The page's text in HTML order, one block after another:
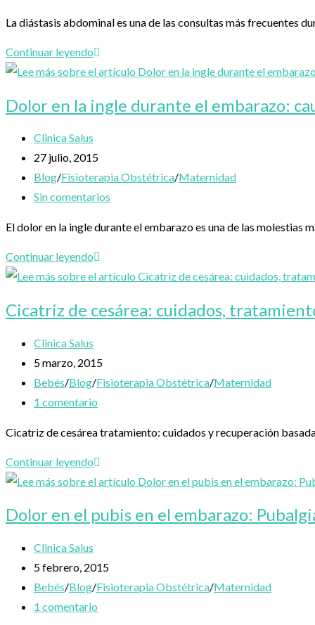
y
entrada:
la
entrada:
La diástasis abdominal es una de las consultas más frecuentes
Continuar leyendoDiástasis
abdominal:
es,
puede
Dolor en la ingle durante el embarazo:
Autor
de
la
entrada:
Clinica Salus
Publicación
de
la
27 julio, 2015
Categoría
de
entrada:
Blog/Fisioterapia Obstétrica/Maternidad
Comentarios
la
entrada:
Sin comentarios
El dolor en la ingle durante el embarazo es una de las molestias
Continuar leyendoDolor
en
ingle
cómo
Cicatriz de cesárea: cuidados,
Autor
de
la
entrada:
Clinica Salus
Publicación
de
la
5 marzo, 2015
Categoría
de
entrada:
Bebés/Blog/Fisioterapia Obstétrica/Maternidad
Comentarios
la
entrada:
1 comentario
Cicatriz de cesárea tratamiento: cuidados y recuperación
Continuar leyendoCicatriz
de
cuidados,
Dolor en el pubis en el embarazo:
Autor
de
la
entrada:
Clinica Salus
Publicación
de
la
5 febrero, 2015
Categoría
de
Bebés/Blog/Fisioterapia Obstétrica/Maternidad
Comentarios
1 comentario